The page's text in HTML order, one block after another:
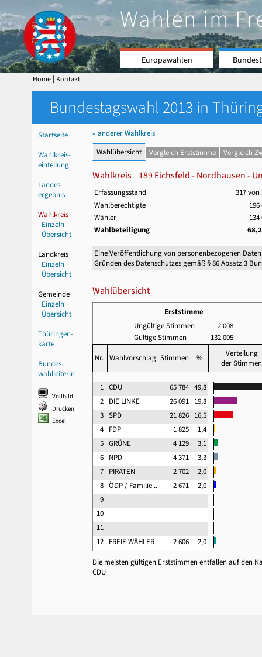
Wahlen im
Europawahlen
Home | Kontakt
Bundestagswahl 2013 in
Startseite
Wahlkreis-
einteilung
Landes-
ergebnis
Wahlkreis
Einzeln
Übersicht
Landkreis
Einzeln
Übersicht
Gemeinde
Einzeln
Übersicht
Thüringen-
karte
Bundes-
wahlleiterin
Vollbild
Drucken
Excel
« anderer Wahlkreis
Wahlübersicht
Vergleich Erststimme Vergleich
Wahlkreis 189 Eichsfeld - Nordhausen -
Erfassungsstand
317 von
Wahlberechtigte
196
Wähler
134
Wahlbeteiligung
Eine Veröffentlichung von personenbezogenen
Gründen des Datenschutzes gemäß § 86 Absatz 3
Wahlübersicht
Erststimme
Ungültige Stimmen
2 008
Gültige Stimmen
132 005
Nr. Wahlvorschlag Stimmen %
Verteilung
der Stimmen
1 CDU 65 784 49,8
2 DIE LINKE 26 091 19,8
3 SPD 21 826 16,5
4 FDP 1 825
1,4
5 GRÜNE 4 129
3,1
6 NPD 4 371
3,3
7 PIRATEN 2 702
2,0
8 ÖDP / Familie .. 2 671
2,0
9
10
11
12 FREIE WÄHLER 2 606 2,0
Die meisten gültigen Erststimmen entfallen auf den
CDU